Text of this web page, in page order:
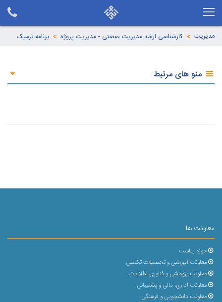
مدیریت کارشناسی ارشد مدیریت صنعتی - مدیریت پروژه برنامه ترمیک
منو های مرتبط
معاونت ها
حوزه ریاست
معاونت آموزشی و تحصیلات تکمیلی
معاونت پژوهشی و فناوری اطلاعات
معاونت اداری، مالی و پشتیبانی
معاونت دانشجویی و فرهنگی